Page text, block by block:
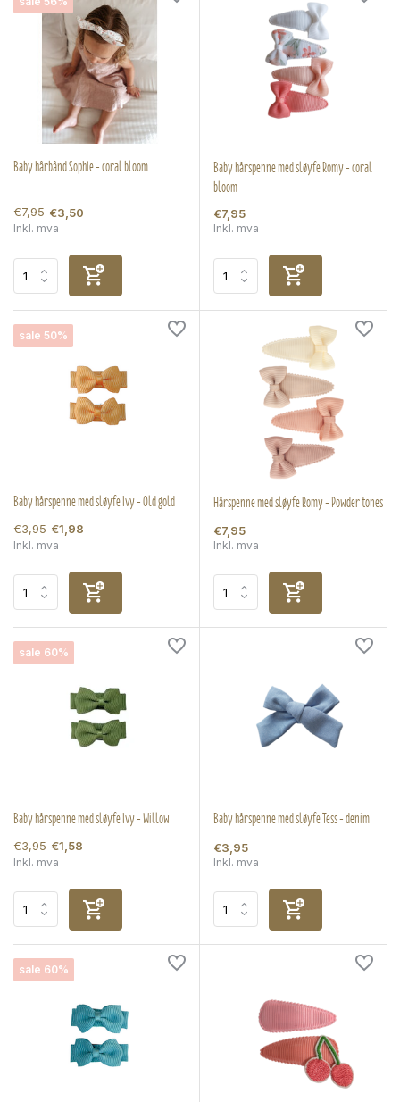
Baby hårbånd Sophie - coral bloom
€7,95 €3,50
Inkl. mva
Baby hårspenne med sløyfe Romy - coral
bloom
€7,95
Inkl. mva
sale 50%
Baby hårspenne med sløyfe Ivy - Old gold
€3,95 €1,98
Inkl. mva
Hårspenne med sløyfe Romy - Powder tones
€7,95
Inkl. mva
sale 60%
Baby hårspenne med sløyfe Ivy - Willow
€3,95 €1,58
Inkl. mva
Baby hårspenne med sløyfe Tess - denim
€3,95
Inkl. mva
sale 60%